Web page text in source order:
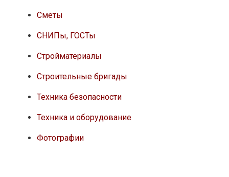
Сметы
СНИПы, ГОСТы
Стройматериалы
Строительные бригады
Техника безопасности
Техника и оборудование
Фотографии